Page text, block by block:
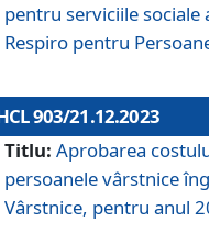
pentru serviciile
Respiro pentru
903/21.12.2023
Titlu: Aprobarea
persoanele vârstnice
Vârstnice, pentru anul